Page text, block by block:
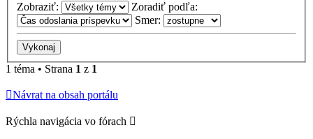
Zobraziť:
Zoradiť podľa:
Smer:
1 téma • Strana 1 z 1
Návrat na obsah portálu
Rýchla navigácia vo fórach